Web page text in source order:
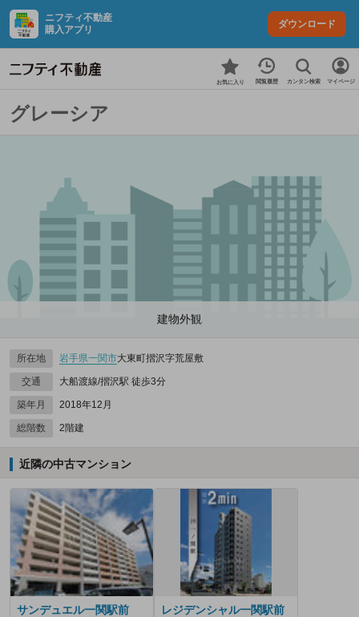
ニフティ不動産
購入アプリ
ダウンロード
お気に入り 閲覧履歴 カンタン検索 マイページ
グレーシア
建物外観
所在地 岩手県一関市大東町摺沢字荒屋敷
交通 大船渡線/摺沢駅 徒歩3分
築年月 2018年12月
総階数 2階建
近隣の中古マンション
サンデュエル一関駅前
レジデンシャル一関駅前